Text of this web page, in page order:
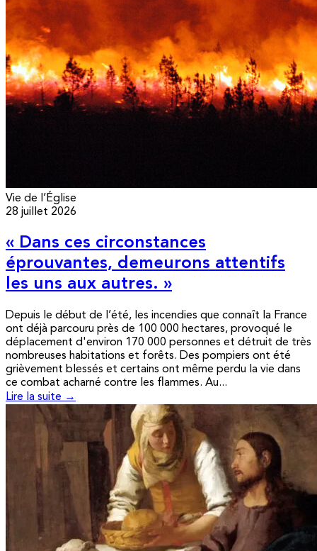
Vie de l’Église
28 juillet 2026
« Dans ces circonstances
éprouvantes, demeurons attentifs
les uns aux autres. »
Depuis le début de l’été, les incendies que connaît la France
ont déjà parcouru près de 100 000 hectares, provoqué le
déplacement d'environ 170 000 personnes et détruit de très
nombreuses habitations et forêts. Des pompiers ont été
grièvement blessés et certains ont même perdu la vie dans
ce combat acharné contre les flammes. Au...
Lire la suite →